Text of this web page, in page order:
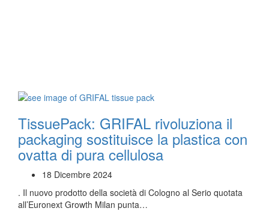
TissuePack: GRIFAL rivoluziona il
packaging sostituisce la plastica con
ovatta di pura cellulosa
18 Dicembre 2024
. Il nuovo prodotto della società di Cologno al Serio quotata
all’Euronext Growth Milan punta…